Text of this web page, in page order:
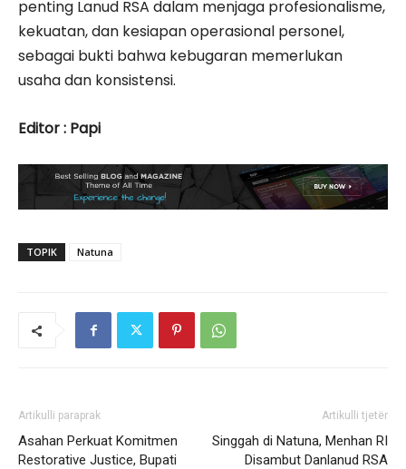
penting Lanud RSA dalam menjaga profesionalisme,
kekuatan, dan kesiapan operasional personel,
sebagai bukti bahwa kebugaran memerlukan
usaha dan konsistensi.
Editor : Papi
TOPIK Natuna
Artikulli paraprak
Asahan Perkuat Komitmen
Restorative Justice, Bupati
Artikulli tjetër
Singgah di Natuna, Menhan RI
Disambut Danlanud RSA